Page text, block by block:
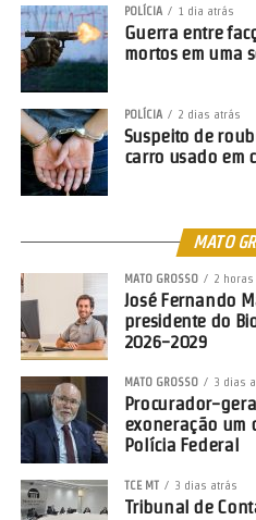
POLÍCIA 1 dia atrás
Guerra entre
mortos em uma
POLÍCIA 2 dias atrás
Suspeito de
carro usado em
MATO
MATO GROSSO 2
José Fernando
presidente do
2026-2029
MATO GROSSO 3 dias
Procurador-
exoneração um
Polícia Federal
TCE MT 3 dias atrás
Tribunal de